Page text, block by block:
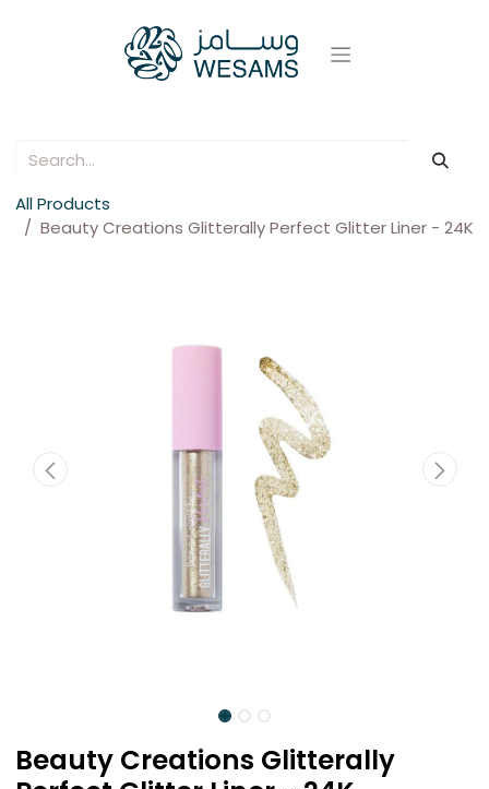
All Products
Beauty Creations Glitterally Perfect Glitter Liner - 24K
Beauty Creations Glitterally